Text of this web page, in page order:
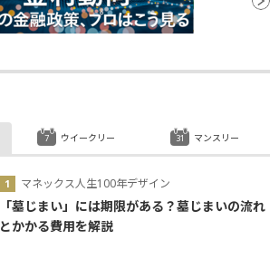
マネックス人生100年デザイン
「墓じまい」には期限がある？墓じまいの流れ
とかかる費用を解説
ウイークリー マンスリー